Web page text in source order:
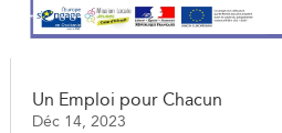
Un Emploi pour Chacun
Déc 14, 2023